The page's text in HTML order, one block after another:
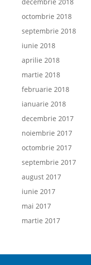
octombrie 2018
septembrie 2018
iunie 2018
aprilie 2018
martie 2018
februarie 2018
ianuarie 2018
decembrie 2017
noiembrie 2017
octombrie 2017
septembrie 2017
august 2017
iunie 2017
mai 2017
martie 2017